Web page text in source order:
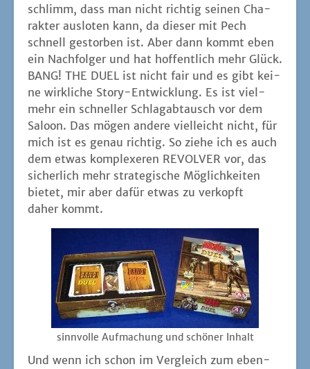
schlimm, dass man nicht rich­tig sei­nen Cha­
rak­ter aus­lo­ten kann, da die­ser mit Pech
schnell gestor­ben ist. Aber dann kommt eben
ein Nach­fol­ger und hat hof­fent­lich mehr Glück.
BANG! THE DUEL ist nicht fair und es gibt kei­
ne wirk­li­che Sto­ry-Ent­wick­lung. Es ist viel­
mehr ein schnel­ler Schlag­ab­tausch vor dem
Saloon. Das mögen ande­re viel­leicht nicht, für
mich ist es genau rich­tig. So zie­he ich es auch
dem etwas kom­ple­xe­ren REVOLVER vor, das
sicher­lich mehr stra­te­gi­sche Mög­lich­kei­ten
bie­tet, mir aber dafür etwas zu ver­kopft
daher kommt.
sinn­vol­le Auf­ma­chung und schö­ner Inhalt
Und wenn ich schon im Ver­gleich zum eben­